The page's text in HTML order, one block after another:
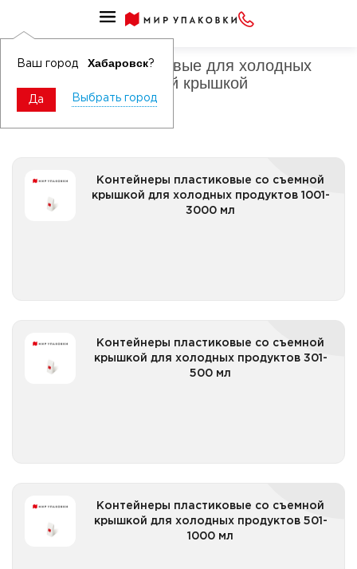
Ваш город Хабаровск?
Да Выбрать город
Контейнеры пластиковые для холодных
продуктов со съемной крышкой
Контейнеры пластиковые со съемной
крышкой для холодных продуктов 1001-
3000 мл
Контейнеры пластиковые со съемной крышкой
для холодных продуктов 1001-3000 мл
Контейнеры пластиковые со съемной
крышкой для холодных продуктов 301-
500 мл
Контейнеры пластиковые со съемной крышкой
для холодных продуктов 301-500 мл
Контейнеры пластиковые со съемной
крышкой для холодных продуктов 501-
1000 мл
Контейнеры пластиковые со съемной крышкой
для холодных продуктов 501-1000 мл